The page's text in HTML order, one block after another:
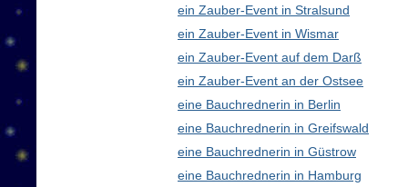
ein Zauber-Event in Stralsund
ein Zauber-Event in Wismar
ein Zauber-Event auf dem Darß
ein Zauber-Event an der Ostsee
eine Bauchrednerin in Berlin
eine Bauchrednerin in Greifswald
eine Bauchrednerin in Güstrow
eine Bauchrednerin in Hamburg